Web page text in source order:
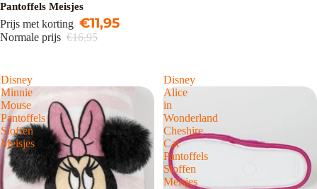
Pantoffels Meisjes
Prijs met korting €11,95
Normale prijs €16,95
Disney
Minnie
Mouse
Pantoffels
Sloffen
Meisjes
Disney
Alice
in
Wonderland
Cheshire
Cat
Pantoffels
Sloffen
Meisjes